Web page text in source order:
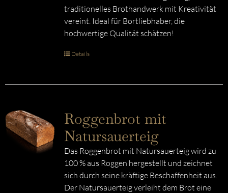
traditionelles Brothandwerk mit Kreativität
vereint. Ideal für Bortliebhaber, die
hochwertige Qualität schätzen!
Details
Roggenbrot mit
Natursauerteig
Das Roggenbrot mit Natursauerteig wird zu
100 % aus Roggen hergestellt und zeichnet
sich durch seine kräftige Beschaffenheit aus.
Der Natursauerteig verleiht dem Brot eine